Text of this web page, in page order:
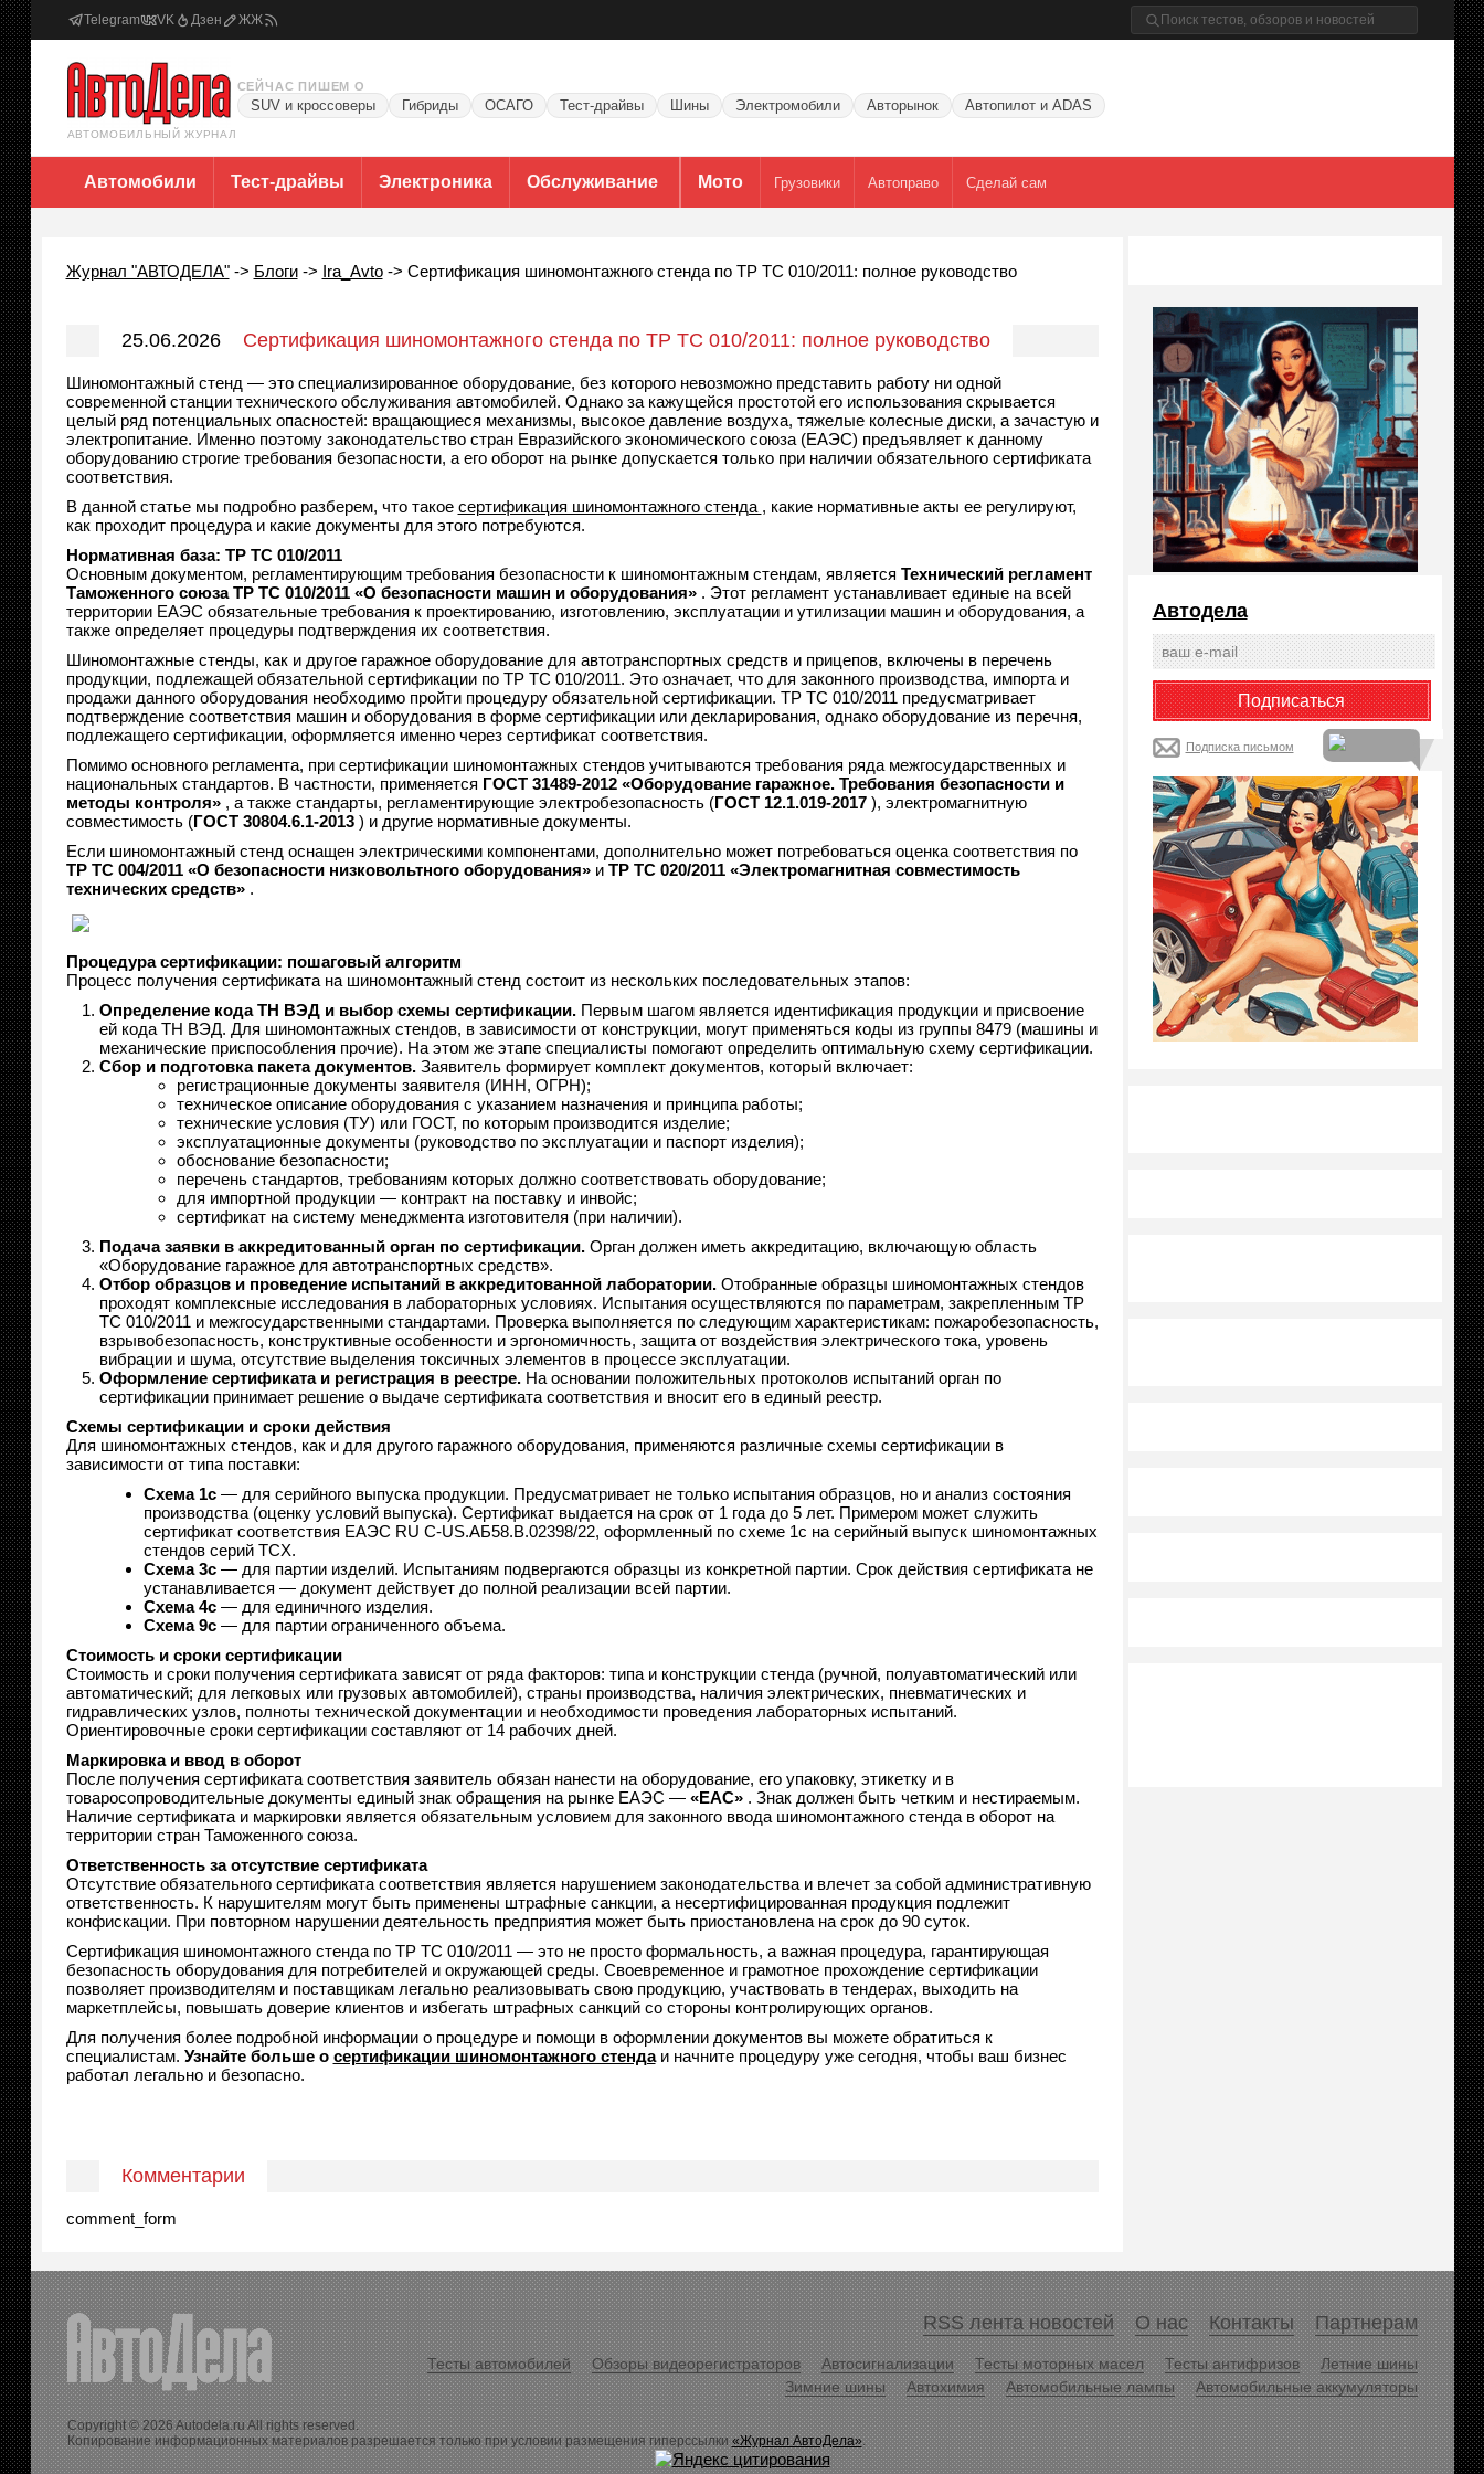
Telegram VK Дзен ЖЖ
АВТОМОБИЛЬНЫЙ ЖУРНАЛ
СЕЙЧАС ПИШЕМ О
SUV и кроссоверы Гибриды ОСАГО Тест-драйвы Шины Электромобили Авторынок Автопилот и ADAS
Автомобили Тест-драйвы Электроника Обслуживание Мото Грузовики Автоправо Сделай сам
Журнал "АВТОДЕЛА"-> Блоги-> Ira_Avto-> Сертификация шиномонтажного стенда по ТР ТС 010/2011: полное руководство
25.06.2026 Сертификация шиномонтажного стенда по ТР ТС 010/2011: полное руководство
Шиномонтажный стенд — это специализированное оборудование, без которого невозможно представить работу ни одной
современной станции технического обслуживания автомобилей. Однако за кажущейся простотой его использования скрывается
целый ряд потенциальных опасностей: вращающиеся механизмы, высокое давление воздуха, тяжелые колесные диски, а зачастую и
электропитание. Именно поэтому законодательство стран Евразийского экономического союза (ЕАЭС) предъявляет к данному
оборудованию строгие требования безопасности, а его оборот на рынке допускается только при наличии обязательного сертификата
соответствия.
В данной статье мы подробно разберем, что такое сертификация шиномонтажного стенда , какие нормативные акты ее регулируют,
как проходит процедура и какие документы для этого потребуются.
Нормативная база: ТР ТС 010/2011
Основным документом, регламентирующим требования безопасности к шиномонтажным стендам, является Технический регламент
Таможенного союза ТР ТС 010/2011 «О безопасности машин и оборудования» . Этот регламент устанавливает единые на всей
территории ЕАЭС обязательные требования к проектированию, изготовлению, эксплуатации и утилизации машин и оборудования, а
также определяет процедуры подтверждения их соответствия.
Шиномонтажные стенды, как и другое гаражное оборудование для автотранспортных средств и прицепов, включены в перечень
продукции, подлежащей обязательной сертификации по ТР ТС 010/2011. Это означает, что для законного производства, импорта и
продажи данного оборудования необходимо пройти процедуру обязательной сертификации. ТР ТС 010/2011 предусматривает
подтверждение соответствия машин и оборудования в форме сертификации или декларирования, однако оборудование из перечня,
подлежащего сертификации, оформляется именно через сертификат соответствия.
Помимо основного регламента, при сертификации шиномонтажных стендов учитываются требования ряда межгосударственных и
национальных стандартов. В частности, применяется ГОСТ 31489-2012 «Оборудование гаражное. Требования безопасности и
методы контроля» , а также стандарты, регламентирующие электробезопасность (ГОСТ 12.1.019-2017), электромагнитную
совместимость (ГОСТ 30804.6.1-2013) и другие нормативные документы.
Если шиномонтажный стенд оснащен электрическими компонентами, дополнительно может потребоваться оценка соответствия по
ТР ТС 004/2011 «О безопасности низковольтного оборудования»и ТР ТС 020/2011 «Электромагнитная совместимость
технических средств» .
Процедура сертификации: пошаговый алгоритм
Процесс получения сертификата на шиномонтажный стенд состоит из нескольких последовательных этапов:
Определение кода ТН ВЭД и выбор схемы сертификации.Первым шагом является идентификация продукции и присвоение
ей кода ТН ВЭД. Для шиномонтажных стендов, в зависимости от конструкции, могут применяться коды из группы 8479 (машины и
механические приспособления прочие). На этом же этапе специалисты помогают определить оптимальную схему сертификации.
Сбор и подготовка пакета документов.Заявитель формирует комплект документов, который включает:
регистрационные документы заявителя (ИНН, ОГРН);
техническое описание оборудования с указанием назначения и принципа работы;
технические условия (ТУ) или ГОСТ, по которым производится изделие;
эксплуатационные документы (руководство по эксплуатации и паспорт изделия);
обоснование безопасности;
перечень стандартов, требованиям которых должно соответствовать оборудование;
для импортной продукции — контракт на поставку и инвойс;
сертификат на систему менеджмента изготовителя (при наличии).
Подача заявки в аккредитованный орган по сертификации.Орган должен иметь аккредитацию, включающую область
«Оборудование гаражное для автотранспортных средств».
Отбор образцов и проведение испытаний в аккредитованной лаборатории. Отобранные образцы шиномонтажных стендов
проходят комплексные исследования в лабораторных условиях. Испытания осуществляются по параметрам, закрепленным ТР
ТС 010/2011 и межгосударственными стандартами. Проверка выполняется по следующим характеристикам: пожаробезопасность,
взрывобезопасность, конструктивные особенности и эргономичность, защита от воздействия электрического тока, уровень
вибрации и шума, отсутствие выделения токсичных элементов в процессе эксплуатации.
Оформление сертификата и регистрация в реестре.На основании положительных протоколов испытаний орган по
сертификации принимает решение о выдаче сертификата соответствия и вносит его в единый реестр.
Схемы сертификации и сроки действия
Для шиномонтажных стендов, как и для другого гаражного оборудования, применяются различные схемы сертификации в
зависимости от типа поставки:
Схема 1с— для серийного выпуска продукции. Предусматривает не только испытания образцов, но и анализ состояния
производства (оценку условий выпуска). Сертификат выдается на срок от 1 года до 5 лет. Примером может служить
сертификат соответствия ЕАЭС RU С-US.АБ58.В.02398/22, оформленный по схеме 1с на серийный выпуск шиномонтажных
стендов серий TCX.
Схема 3с— для партии изделий. Испытаниям подвергаются образцы из конкретной партии. Срок действия сертификата не
устанавливается — документ действует до полной реализации всей партии.
Схема 4с— для единичного изделия.
Схема 9с— для партии ограниченного объема.
Стоимость и сроки сертификации
Стоимость и сроки получения сертификата зависят от ряда факторов: типа и конструкции стенда (ручной, полуавтоматический или
автоматический; для легковых или грузовых автомобилей), страны производства, наличия электрических, пневматических и
гидравлических узлов, полноты технической документации и необходимости проведения лабораторных испытаний.
Ориентировочные сроки сертификации составляют от 14 рабочих дней.
Маркировка и ввод в оборот
После получения сертификата соответствия заявитель обязан нанести на оборудование, его упаковку, этикетку и в
товаросопроводительные документы единый знак обращения на рынке ЕАЭС — «ЕАС». Знак должен быть четким и нестираемым.
Наличие сертификата и маркировки является обязательным условием для законного ввода шиномонтажного стенда в оборот на
территории стран Таможенного союза.
Ответственность за отсутствие сертификата
Отсутствие обязательного сертификата соответствия является нарушением законодательства и влечет за собой административную
ответственность. К нарушителям могут быть применены штрафные санкции, а несертифицированная продукция подлежит
конфискации. При повторном нарушении деятельность предприятия может быть приостановлена на срок до 90 суток.
Сертификация шиномонтажного стенда по ТР ТС 010/2011 — это не просто формальность, а важная процедура, гарантирующая
безопасность оборудования для потребителей и окружающей среды. Своевременное и грамотное прохождение сертификации
позволяет производителям и поставщикам легально реализовывать свою продукцию, участвовать в тендерах, выходить на
маркетплейсы, повышать доверие клиентов и избегать штрафных санкций со стороны контролирующих органов.
Для получения более подробной информации о процедуре и помощи в оформлении документов вы можете обратиться к
специалистам. Узнайте больше о сертификации шиномонтажного стендаи начните процедуру уже сегодня, чтобы ваш бизнес
работал легально и безопасно.
Комментарии
comment_form
Автодела
Подписка письмом
RSS лента новостей О нас Контакты Партнерам
Тесты автомобилей Обзоры видеорегистраторов Автосигнализации Тесты моторных масел Тесты антифризов
Летние шины
Зимние шины
Автохимия Автомобильные лампы Автомобильные аккумуляторы
Copyright © 2026 Autodela.ru All rights reserved.
Копирование информационных материалов разрешается только при условии размещения гиперссылки«Журнал АвтоДела».